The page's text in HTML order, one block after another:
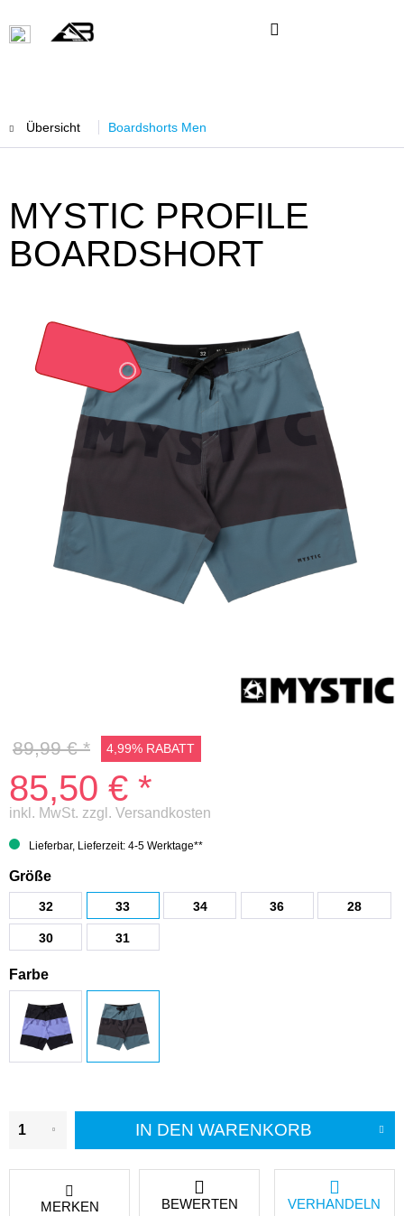
Übersicht Boardshorts Men
MYSTIC PROFILE
BOARDSHORT
85,50 € *
inkl. MwSt. zzgl. Versandkosten
89,99 € * 4,99% RABATT
Lieferbar, Lieferzeit: 4-5 Werktage**
Größe
32 33 34 36 28
30 31
Farbe
IN DEN WARENKORB
MERKEN BEWERTEN VERHANDELN